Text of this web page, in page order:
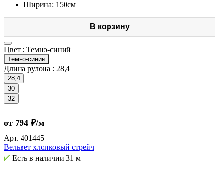
Ширина: 150см
В корзину
Цвет : Темно-синий
Темно-синий
Длина рулона : 28,4
28,4
30
32
от 794 ₽/м
Арт. 401445
Вельвет хлопковый стрейч
Есть в наличии 31 м